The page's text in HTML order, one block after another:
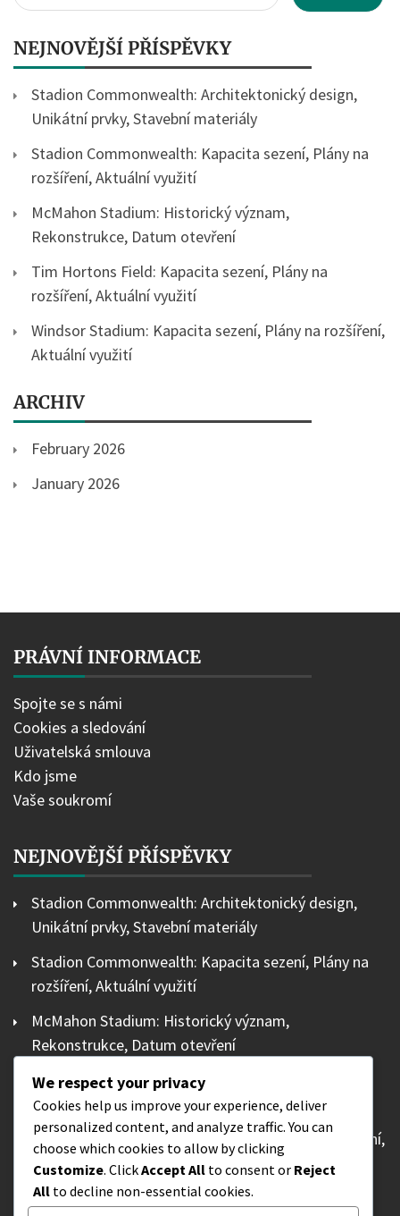
for:
NEJNOVĚJŠÍ PŘÍSPĚVKY
Stadion Commonwealth: Architektonický design,
Unikátní prvky, Stavební materiály
Stadion Commonwealth: Kapacita sezení, Plány na
rozšíření, Aktuální využití
McMahon Stadium: Historický význam,
Rekonstrukce, Datum otevření
Tim Hortons Field: Kapacita sezení, Plány na
rozšíření, Aktuální využití
Windsor Stadium: Kapacita sezení, Plány na rozšíření,
Aktuální využití
ARCHIV
February 2026
January 2026
PRÁVNÍ INFORMACE
Spojte se s námi
Cookies a sledování
Uživatelská smlouva
Kdo jsme
Vaše soukromí
NEJNOVĚJŠÍ PŘÍSPĚVKY
Stadion Commonwealth: Architektonický design,
Unikátní prvky, Stavební materiály
Stadion Commonwealth: Kapacita sezení, Plány na
rozšíření, Aktuální využití
McMahon Stadium: Historický význam,
Rekonstrukce, Datum otevření
Tim Hortons Field: Kapacita sezení, Plány na
rozšíření, Aktuální využití
Windsor Stadium: Kapacita sezení, Plány na rozšíření,
Aktuální využití
We respect your privacy
Cookies help us improve your experience, deliver
personalized content, and analyze traffic. You can
choose which cookies to allow by clicking
Customize. ClickAccept All to consent or Reject
All to decline non-essential cookies.